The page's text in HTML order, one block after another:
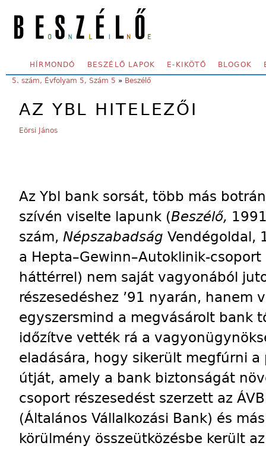
SECONDARY MENU
HÍRMONDÓ BESZÉLŐ LAPOK E-KIKÖTŐ BLOGOK
YOU ARE HERE:
5. szám, Évfolyam 5, Szám 5 » Beszélő
AZ YBL HITELEZŐI
Eörsi János
Az Ybl bank sorsát, több más
szívén viselte lapunk (Beszélő,
szám, Népszabadság Vendégoldal,
a Hepta–Gewinn–Autoklinik-
háttérrel) nem saját vagyonából
részesedéshez ’91 nyarán, hanem
egyszersmind a megvásárolt bank
időzítve vették rá a
eladására, hogy sikerült megfúrni
útját, amely a bank biztonságát
csoport részesedést szerzett az
(Általános Vállalkozási Bank) és
körülmény összeütközésbe került